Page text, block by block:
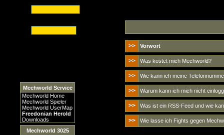
Mechworld Service
Mechworld Home
Mechworld Spieler
Mechworld UserMap
Freedonian Herold
Downloads
Mechworld 3025
>> Vorwort
>> Was kostet mich Mechworld?
>> Wie kann ich meine
>> Warum kann ich mich nicht
>> Was ist ein RSS-Feed und wie
>> Wie lasse ich Fights gegen